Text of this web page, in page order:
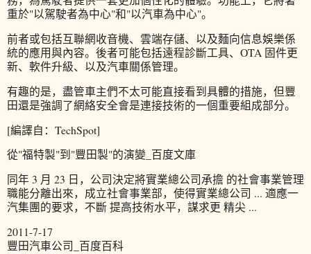
重於"以駕駛者為中心"和"以汽車為中心"。
前者或包括互聯網收音機、雲端存儲、以及麵向信息娛樂係
統的應用與內容。後者可能包括遠程診斷工具、OTA 固件更
新、軟件升級、以及汽車關係管理。
有趣的是，盡管車主們不太可能直接看到具體的措施，但豐
田還是強調了網絡安全會是連接技術的一個重要組成部分。
[編譯自：TechSpot]
從"福特製"到"豐田製"的演變_百度文庫
同年 3 月 23 日，公司決定將實業總公司承擔 的社會事業管理
職能分離出來，成立社會事業部，使得實業總公司 ... 適應一
汽集團的要求，不斷 提高技術水平，謀求更 精尖 ...
2011-7-17
豐田汽車公司_百度百科